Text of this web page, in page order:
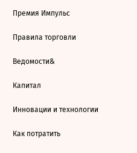
Премия Импульс
Правила торговли
Ведомости&
Капитал
Инновации и технологии
Как потратить